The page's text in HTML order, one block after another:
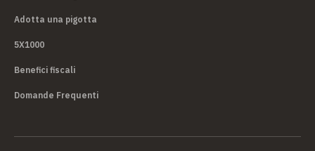
Adotta una pigotta
5X1000
Benefici fiscali
Domande Frequenti